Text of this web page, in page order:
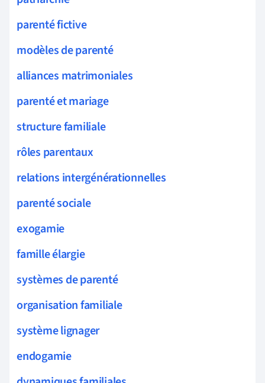
parenté fictive
modèles de parenté
alliances matrimoniales
parenté et mariage
structure familiale
rôles parentaux
relations intergénérationnelles
parenté sociale
exogamie
famille élargie
systèmes de parenté
organisation familiale
système lignager
endogamie